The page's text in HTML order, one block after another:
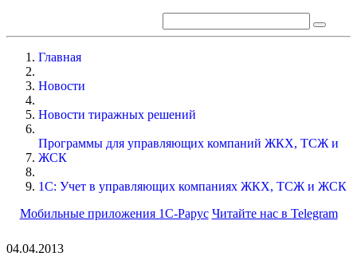
Главная
Новости
Новости тиражных решений
Программы для управляющих компаний ЖКХ, ТСЖ и
ЖСК
1С: Учет в управляющих компаниях ЖКХ, ТСЖ и ЖСК
Мобильные приложения 1С-Рарус Читайте нас в Telegram
04.04.2013